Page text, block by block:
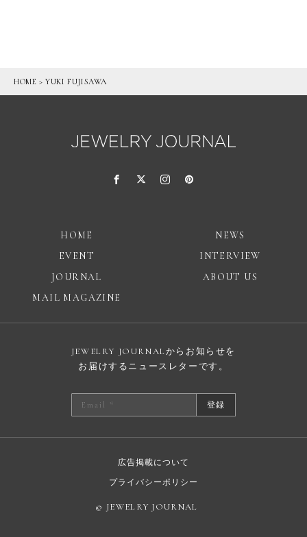
HOME >YUKI FUJISAWA
HOME
NEWS
EVENT
INTERVIEW
JOURNAL
ABOUT US
MAIL MAGAZINE
JEWELRY JOURNALからお知らせを
お届けするニュースレターです。
登録
広告掲載について
プライバシーポリシー
© JEWELRY JOURNAL